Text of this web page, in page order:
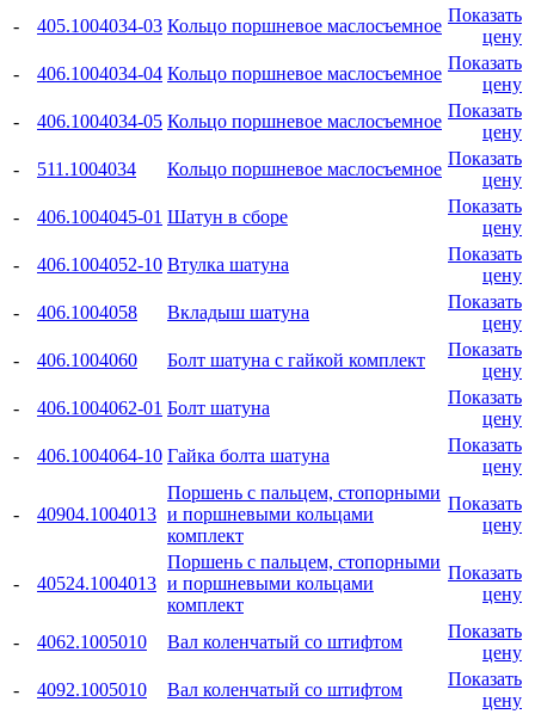
-
405.1004034-03 Кольцо поршневое маслосъемное
Показать
цену
-
406.1004034-04 Кольцо поршневое маслосъемное
Показать
цену
-
406.1004034-05 Кольцо поршневое маслосъемное
Показать
цену
-
511.1004034 Кольцо поршневое маслосъемное
Показать
цену
-
406.1004045-01 Шатун в сборе
Показать
цену
-
406.1004052-10 Втулка шатуна
Показать
цену
-
406.1004058 Вкладыш шатуна
Показать
цену
-
406.1004060 Болт шатуна с гайкой комплект
Показать
цену
-
406.1004062-01 Болт шатуна
Показать
цену
-
406.1004064-10 Гайка болта шатуна
Показать
цену
- 40904.1004013
Поршень с пальцем, стопорными
и поршневыми кольцами
комплект
Показать
цену
- 40524.1004013
Поршень с пальцем, стопорными
и поршневыми кольцами
комплект
Показать
цену
- 4062.1005010 Вал коленчатый со штифтом
Показать
цену
-
4092.1005010 Вал коленчатый со штифтом
Показать
цену